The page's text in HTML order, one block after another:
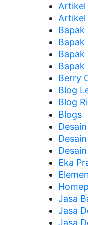
Artikel
Artikel
Bapak
Bapak
Bapak
Bapak
Berry
Blog
Blog
Blogs
Eka
Jasa
Jasa
Jasa